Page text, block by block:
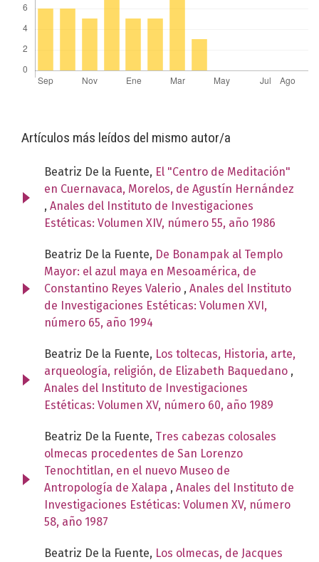
Artículos más leídos del mismo autor/a
Beatriz De la Fuente, El "Centro de Meditación"
en Cuernavaca, Morelos, de Agustín Hernández
, Anales del Instituto de Investigaciones
Estéticas: Volumen XIV, número 55, año 1986
Beatriz De la Fuente, De Bonampak al Templo
Mayor: el azul maya en Mesoamérica, de
Constantino Reyes Valerio , Anales del Instituto
de Investigaciones Estéticas: Volumen XVI,
número 65, año 1994
Beatriz De la Fuente, Los toltecas, Historia, arte,
arqueología, religión, de Elizabeth Baquedano ,
Anales del Instituto de Investigaciones
Estéticas: Volumen XV, número 60, año 1989
Beatriz De la Fuente, Tres cabezas colosales
olmecas procedentes de San Lorenzo
Tenochtitlan, en el nuevo Museo de
Antropología de Xalapa , Anales del Instituto de
Investigaciones Estéticas: Volumen XV, número
58, año 1987
Beatriz De la Fuente, Los olmecas, de Jacques